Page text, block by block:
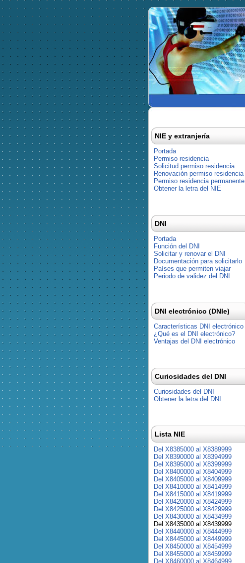
NIE y extranjería
Portada
Permiso residencia
Solicitud permiso residencia
Renovación permiso residencia
Permiso residencia permanente
Obtener la letra del NIE
DNI
Portada
Función del DNI
Solicitar y renovar el DNI
Documentación para solicitarlo
Países que permiten viajar
Periodo de validez del DNI
DNI electrónico (DNIe)
Características DNI electrónico
¿Qué es el DNI electrónico?
Ventajas del DNI electrónico
Curiosidades del DNI
Curiosidades del DNI
Obtener la letra del DNI
Lista NIE
Del X8385000 al X8389999
Del X8390000 al X8394999
Del X8395000 al X8399999
Del X8400000 al X8404999
Del X8405000 al X8409999
Del X8410000 al X8414999
Del X8415000 al X8419999
Del X8420000 al X8424999
Del X8425000 al X8429999
Del X8430000 al X8434999
Del X8435000 al X8439999
Del X8440000 al X8444999
Del X8445000 al X8449999
Del X8450000 al X8454999
Del X8455000 al X8459999
Del X8460000 al X8464999